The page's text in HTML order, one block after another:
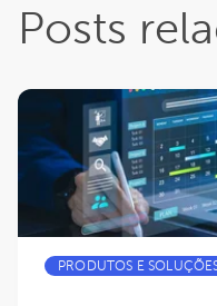
Posts
PRODUTOS E